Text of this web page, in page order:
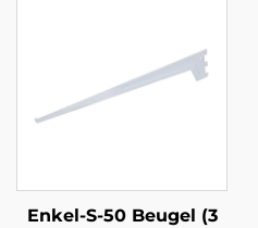
Enkel-S-50 Beugel (3